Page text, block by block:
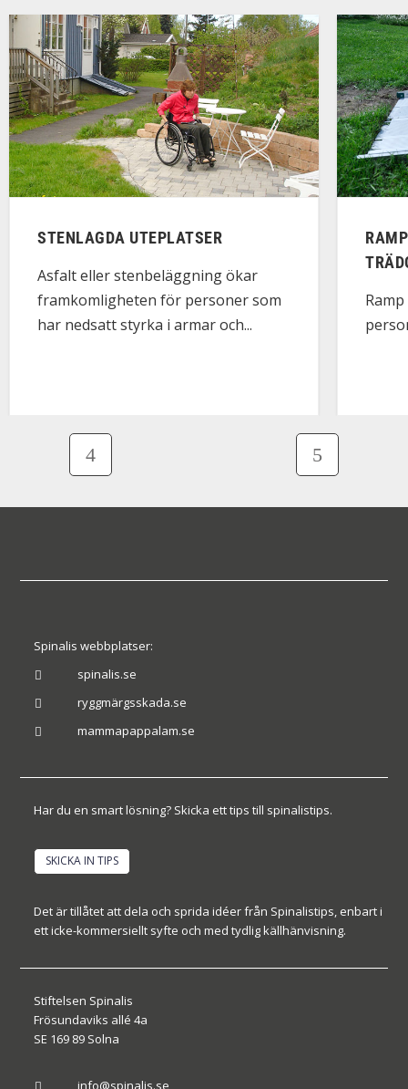
STENLAGDA UTEPLATSER
Asfalt eller stenbeläggning ökar
framkomligheten för personer som
har nedsatt styrka i armar och...
Spinalis webbplatser:
 spinalis.se
 ryggmärgsskada.se
 mammapappalam.se
Har du en smart lösning? Skicka ett tips till spinalistips.
SKICKA IN TIPS
Det är tillåtet att dela och sprida idéer från Spinalistips, enbart i
ett icke-kommersiellt syfte och med tydlig källhänvisning.
Stiftelsen Spinalis
Frösundaviks allé 4a
SE 169 89 Solna
info@spinalis.se